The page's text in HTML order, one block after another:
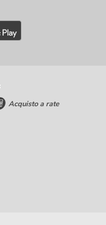
Acquisto a rate